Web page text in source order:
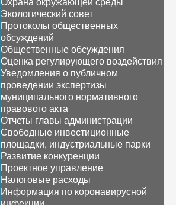
Экологический совет
Протоколы общественных
обсуждений
Общественные обсуждения
Оценка регулирующего воздействия
Уведомления о публичном
проведении экспертизы
муниципального нормативного
правового акта
Отчеты главы администрации
Свободные инвестиционные
площадки, индустриальные парки
Развитие конкуренции
Проектное управление
Налоговые расходы
Информация по коронавирусной